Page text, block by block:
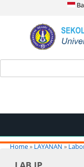
Search form
You are here
Home» LAYANAN »